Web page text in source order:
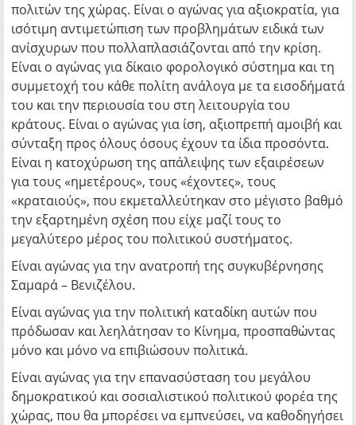
πολιτών της χώρας. Είναι ο αγώνας για αξιοκρατία, για
ισότιμη αντιμετώπιση των προβλημάτων ειδικά των
ανίσχυρων που πολλαπλασιάζονται από την κρίση.
Είναι ο αγώνας για δίκαιο φορολογικό σύστημα και τη
συμμετοχή του κάθε πολίτη ανάλογα με τα εισοδήματά
του και την περιουσία του στη λειτουργία του
κράτους. Είναι ο αγώνας για ίση, αξιοπρεπή αμοιβή και
σύνταξη προς όλους όσους έχουν τα ίδια προσόντα.
Είναι η κατοχύρωση της απάλειψης των εξαιρέσεων
για τους «ημετέρους», τους «έχοντες», τους
«κραταιούς», που εκμεταλλεύτηκαν στο μέγιστο βαθμό
την εξαρτημένη σχέση που είχε μαζί τους το
μεγαλύτερο μέρος του πολιτικού συστήματος.
Είναι αγώνας για την ανατροπή της συγκυβέρνησης
Σαμαρά – Βενιζέλου.
Είναι αγώνας για την πολιτική καταδίκη αυτών που
πρόδωσαν και λεηλάτησαν το Κίνημα, προσπαθώντας
μόνο και μόνο να επιβιώσουν πολιτικά.
Είναι αγώνας για την επανασύσταση του μεγάλου
δημοκρατικού και σοσιαλιστικού πολιτικού φορέα της
χώρας, που θα μπορέσει να εμπνεύσει, να καθοδηγήσει